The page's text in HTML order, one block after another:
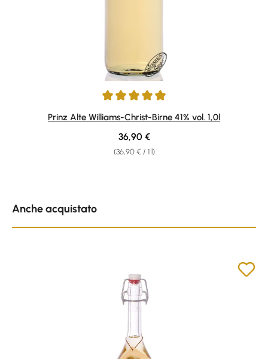
Average rating of 4.95 out of 5 stars
Prinz Alte Williams-Christ-Birne 41% vol. 1,0l
(36,90 € / 1 l)
Regular price:
36,90 €
Anche acquistato